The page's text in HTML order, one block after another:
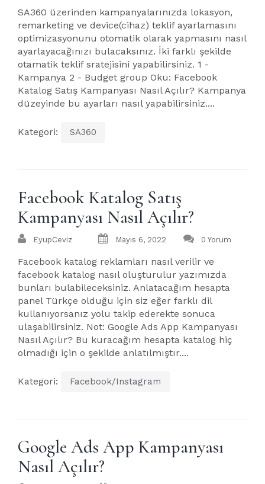
SA360 üzerinden kampanyalarınızda lokasyon,
remarketing ve device(cihaz) teklif ayarlamasını
optimizasyonunu otomatik olarak yapmasını nasıl
ayarlayacağınızı bulacaksınız. İki farklı şekilde
otamatik teklif sratejisini yapabilirsiniz. 1 -
Kampanya 2 - Budget group Oku: Facebook
Katalog Satış Kampanyası Nasıl Açılır? Kampanya
düzeyinde bu ayarları nasıl yapabilirsiniz....
Kategori: SA360
Facebook Katalog Satış
Kampanyası Nasıl Açılır?
EyupCeviz Mayıs 6, 2022 0 Yorum
Facebook katalog reklamları nasıl verilir ve
facebook katalog nasıl oluşturulur yazımızda
bunları bulabileceksiniz. Anlatacağım hesapta
panel Türkçe olduğu için siz eğer farklı dil
kullanıyorsanız yolu takip ederekte sonuca
ulaşabilirsiniz. Not: Google Ads App Kampanyası
Nasıl Açılır? Bu kuracağım hesapta katalog hiç
olmadığı için o şekilde anlatılmıştır....
Kategori: Facebook/Instagram
Google Ads App Kampanyası
Nasıl Açılır?